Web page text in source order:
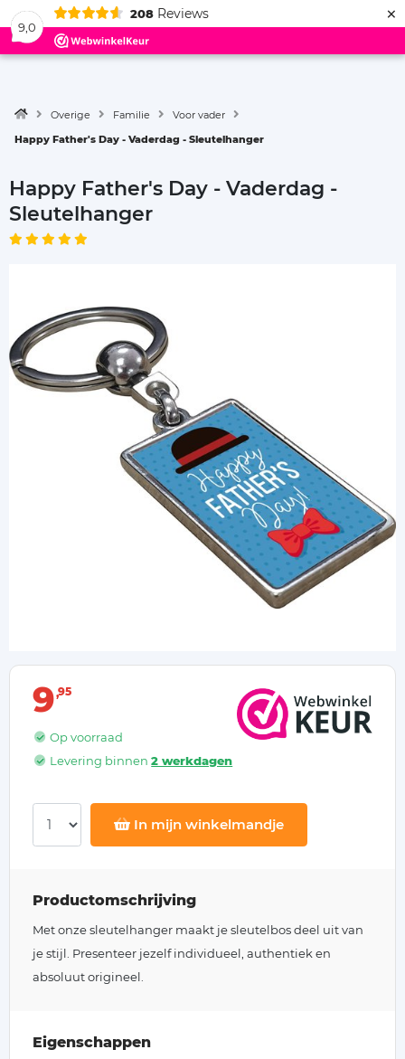
9,0
208 Reviews ×
Menu
Overige Familie
Voor vader
Happy Father's Day - Vaderdag - Sleutelhanger
Happy Father's Day - Vaderdag -
Sleutelhanger
9 95
Op voorraad
Levering binnen2 werkdagen
In mijn winkelmandje
Productomschrijving
Met onze sleutelhanger maakt je sleutelbos deel uit van
je stijl. Presenteer jezelf individueel, authentiek en
absoluut origineel.
Eigenschappen